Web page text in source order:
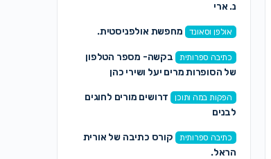
נ. ארי
אולפן וסאונד מחפשת אולפניסטית.
כתיבה ספרותית
בקשה- מספר הטלפון
של הסופרות מרים יעל ושירי כהן
הפקות במה ותוכן
דרושים מורים לחוגים
לבנים
כתיבה ספרותית
קורס כתיבה של אורית
הראל.